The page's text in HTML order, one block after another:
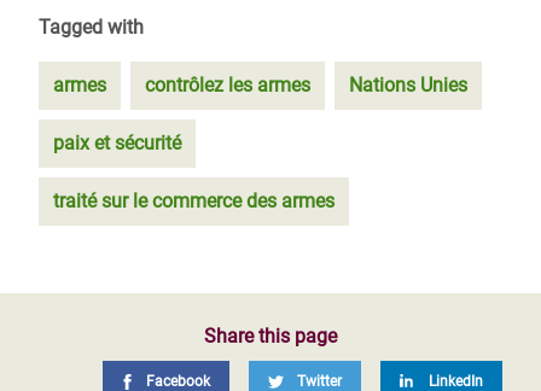
Tagged with
armes contrôlez les armes Nations Unies
paix et sécurité
traité sur le commerce des armes
Share this page
Facebook Twitter LinkedIn